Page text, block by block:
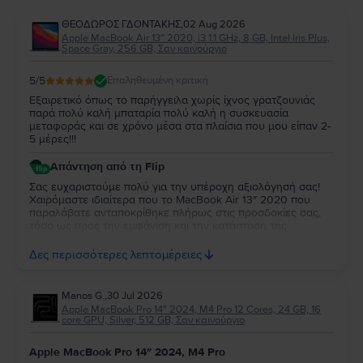
ΘΕΟΔΩΡΟΣ ΓΔΟΝΤΑΚΗΣ,02 Aug 2026
Apple MacBook Air 13″ 2020, i3 1.1 GHz, 8 GB, Intel Iris Plus,
Space Gray, 256 GB, Σαν καινούργιο
5/5 Επαληθευμένη κριτική
Εξαιρετικό όπως το παρήγγειλα χωρίς ίχνος γρατζουνιάς
παρά πολύ καλή μπαταρία πολύ καλή η συσκευασία
μεταφοράς και σε χρόνο μέσα στα πλαίσια που μου είπαν 2-
5 μέρες!!!
Απάντηση από τη Flip
Σας ευχαριστούμε πολύ για την υπέροχη αξιολόγησή σας!
Χαιρόμαστε ιδιαίτερα που το MacBook Air 13″ 2020 που
παραλάβατε ανταποκρίθηκε πλήρως στις προσδοκίες σας,
παράδοσης. Σας ευχαριστούμε για την εμπιστοσύνη σας και
ευχόμαστε να το χαρείτε!
Δες περισσότερες λεπτομέρειες
Manos G.,30 Jul 2026
Apple MacBook Pro 14″ 2024, M4 Pro 12 Cores, 24 GB, 16
core GPU, Silver, 512 GB, Σαν καινούργιο
Apple MacBook Pro 14″ 2024, M4 Pro